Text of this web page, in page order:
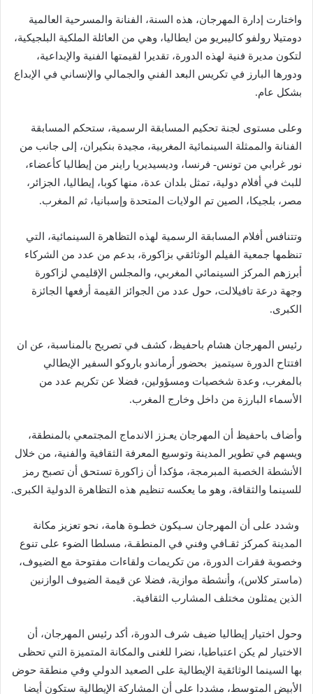
واختارت إدارة المهرجان، هذه السنة، الفنانة والمسرحية العالمية
دومتيلا رولفو كاليبريو من ايطاليا، وهي من العائلة الملكية البلجيكية،
لتكون مديرة فنية لهذه الدورة، تقديرا لقيمتها الفنية والإبداعية،
ودورها البارز في تكريس البعد الفني والجمالي والإنساني في الإبداع
بشكل عام.
وعلى مستوى لجنة تحكيم المسابقة الرسمية، ستحكم المسابقة
الفنانة والممثلة السينمائية المغربية، مجيدة بنكيران، إلى جانب من
نور غرابي من تونس- فرنسا، وديسيديريا راينر من إيطاليا كأعضاء،
للبث في أفلام دولية، تمثل بلدان عدة، منها كوبا، إيطاليا، الجزائر،
مصر، بلجيكا، الصين تم الولايات المتحدة وإسبانيا، ثم المغرب.
وتتنافس أفلام المسابقة الرسمية لهذه التظاهرة السينمائية، التي
تنظمها جمعية الفيلم الوثائقي بزاكورة، بدعم من عدد من الشركاء
أبرزهم المركز السينمائي المغربي، والمجلس الإقليمي لزاكورة
وجهة درعة تافيلالت، حول عدد من الجوائز القيمة أرفعها الجائزة
الكبرى.
رئيس المهرجان هشام باحفيظ، كشف في تصريح بالمناسبة، عن ان
افتتاح الدورة سيتميز بحضور أرماندو باروكو السفير الإيطالي
بالمغرب، وعدة شخصيات ومسؤولين، فضلا عن تكريم عدد من
الأسماء البارزة من داخل وخارج المغرب.
وأضاف باحفيظ أن المهرجان يعـزز الاندماج المجتمعي بالمنطقة،
ويسهم في تطوير المدينة وتوسيع المعرفة الثقافية والفنية، من خلال
الأنشطة الخصبة المبرمجة، مؤكدا أن زاكورة تستحق أن تصبح رمز
للسينما والثقافة، وهو ما يعكسه تنظيم هذه التظاهرة الدولية الكبرى.
وشدد على أن المهرجان سـيكون خطـوة هامة، نحو تعزيز مكانة
المدينة كمركز ثقـافي وفني في المنطقـة، مسلطا الضوء على تنوع
وخصوبة فقرات الدورة، من تكريمات ولقاءات مفتوحة مع الضيوف،
(ماستر كلاس)، وأنشطة موازية، فضلا عن قيمة الضيوف الوازنين
الذين يمثلون مختلف المشارب الثقافية.
وحول اختيار إيطاليا ضيف شرف الدورة، أكد رئيس المهرجان، أن
الاختيار لم يكن اعتباطيا، نضرا للغنى والمكانة المتميزة التي تحظى
بها السينما الوثائقية الإيطالية على الصعيد الدولي وفي منطقة حوض
الأبيض المتوسط، مشددا على أن المشاركة الإيطالية ستكون أيضا